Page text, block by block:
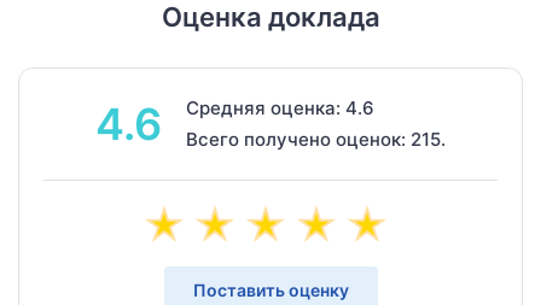
Оценка доклада
4.6
Средняя оценка: 4.6
Всего получено оценок: 215.
Поставить оценку